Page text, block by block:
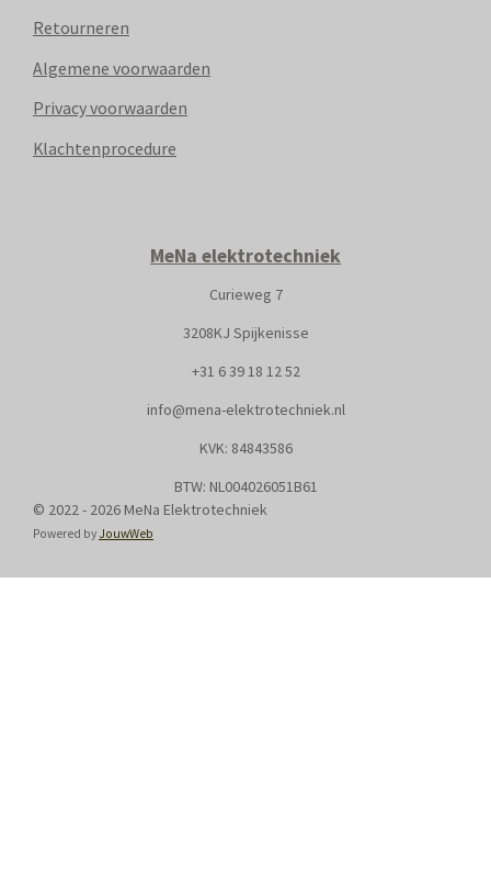
Retourneren
Algemene voorwaarden
Privacy voorwaarden
Klachtenprocedure
MeNa elektrotechniek
Curieweg 7
3208KJ Spijkenisse
+31 6 39 18 12 52
info@mena-elektrotechniek.nl
KVK: 84843586
BTW: NL004026051B61
© 2022 - 2026 MeNa Elektrotechniek
Powered by JouwWeb